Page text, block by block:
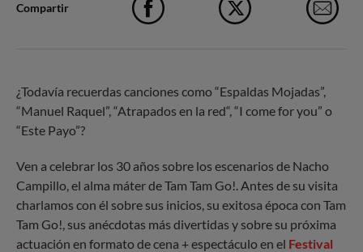
Compartir
Facebook
¿Todavía recuerdas canciones como “Espaldas Mojadas”,
“Manuel Raquel”, “Atrapados en la red“, “I come for you” o
“Este Payo”?
Ven a celebrar los 30 años sobre los escenarios de Nacho
Campillo, el alma máter de Tam Tam Go!. Antes de su visita
charlamos con él sobre sus inicios, su exitosa época con Tam
Tam Go!, sus anécdotas más divertidas y sobre su próxima
actuación en formato de cena + espectáculo en el Festival